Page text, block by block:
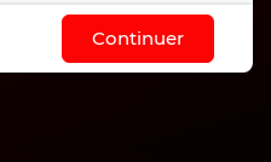
Continuer